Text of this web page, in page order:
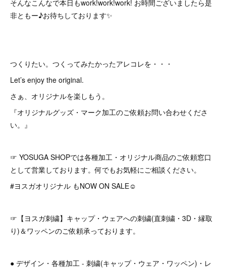
そんなこんなで本日もwork!work!work! お時間ございましたら是
非ともー♪お待ちしております✨
つくりたい。つくってみたかったアレコレを・・・
Let’s enjoy the original.
さぁ、オリジナルを楽しもう。
『オリジナルグッズ・マーク加工のご依頼お問い合わせくださ
い。』
☞ YOSUGA SHOPでは各種加工・オリジナル商品のご依頼窓口
として営業しております。何でもお気軽にご相談ください。
#ヨスガオリジナル もNOW ON SALE☺︎
☞【ヨスガ刺繍】キャップ・ウェアへの刺繍(直刺繍・3D・縁取
り)＆ワッペンのご依頼承っております。
● デザイン・各種加工 - 刺繍(キャップ・ウェア・ワッペン)・レ